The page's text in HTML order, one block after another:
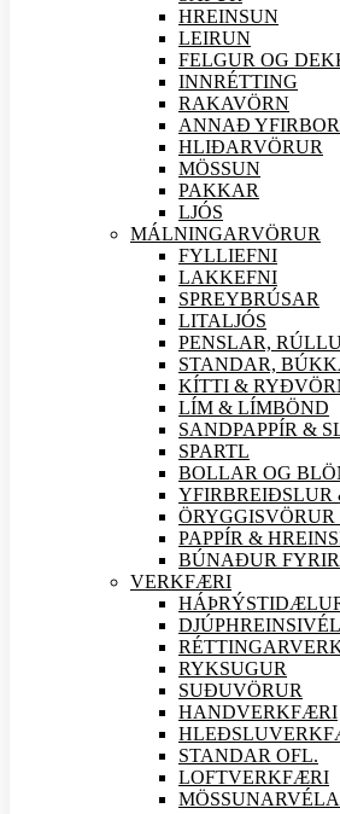
HREINSUN
LEIRUN
FELGUR OG
INNRÉTTING
RAKAVÖRN
ANNAÐ
HLIÐARVÖRUR
MÖSSUN
PAKKAR
LJÓS
MÁLNINGARVÖRUR
FYLLIEFNI
LAKKEFNI
SPREYBRÚSAR
LITALJÓS
PENSLAR,
STANDAR,
KÍTTI &
LÍM & LÍMBÖND
SANDPAPPÍR &
SPARTL
BOLLAR OG
YFIRBREIÐSLUR
ÖRYGGISVÖRUR
PAPPÍR &
BÚNAÐUR
VERKFÆRI
RYKSUGUR
SUÐUVÖRUR
HANDVERKFÆRI
HLEÐSLUVERK
STANDAR OFL.
LOFTVERKFÆRI